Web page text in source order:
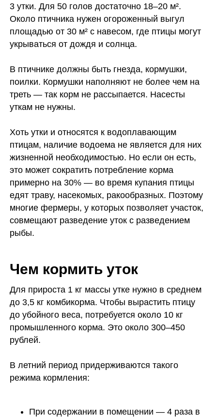
3 утки. Для 50 голов достаточно 18–20 м².
Около птичника нужен огороженный выгул
площадью от 30 м² с навесом, где птицы могут
укрываться от дождя и солнца.
В птичнике должны быть гнезда, кормушки,
поилки. Кормушки наполняют не более чем на
треть — так корм не рассыпается. Насесты
уткам не нужны.
Хоть утки и относятся к водоплавающим
птицам, наличие водоема не является для них
жизненной необходимостью. Но если он есть,
это может сократить потребление корма
примерно на 30% — во время купания птицы
едят траву, насекомых, ракообразных. Поэтому
многие фермеры, у которых позволяет участок,
совмещают разведение уток с разведением
рыбы.
Чем кормить уток
Для прироста 1 кг массы утке нужно в среднем
до 3,5 кг комбикорма. Чтобы вырастить птицу
до убойного веса, потребуется около 10 кг
промышленного корма. Это около 300–450
рублей.
В летний период придерживаются такого
режима кормления:
При содержании в помещении — 4 раза в